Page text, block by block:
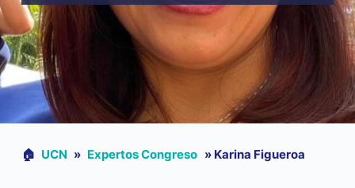
🏠︎ UCN » Expertos Congreso » Karina Figueroa